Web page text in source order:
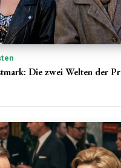
Die zwei Welten der